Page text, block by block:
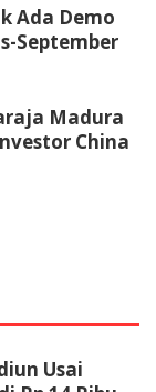
Ada Demo
September
Madura
China
Usai